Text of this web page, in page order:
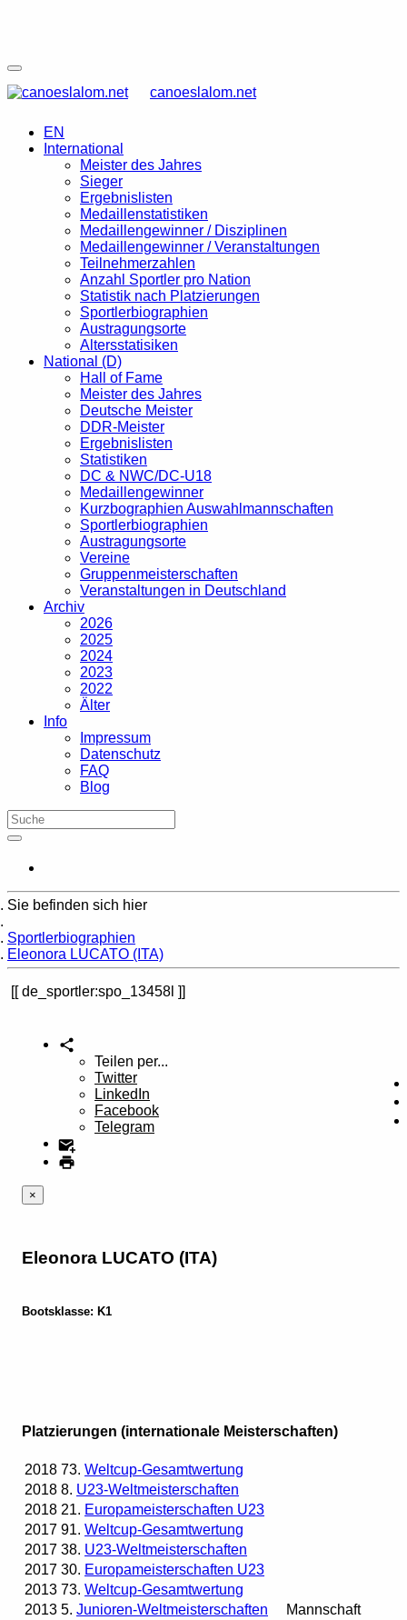
canoeslalom.net
EN
International
Meister des Jahres
Sieger
Ergebnislisten
Medaillenstatistiken
Medaillengewinner / Disziplinen
Medaillengewinner / Veranstaltungen
Teilnehmerzahlen
Anzahl Sportler pro Nation
Statistik nach Platzierungen
Sportlerbiographien
Austragungsorte
Altersstatisiken
National (D)
Hall of Fame
Meister des Jahres
Deutsche Meister
DDR-Meister
Ergebnislisten
Statistiken
DC & NWC/DC-U18
Medaillengewinner
Kurzbographien Auswahlmannschaften
Sportlerbiographien
Austragungsorte
Vereine
Gruppenmeisterschaften
Veranstaltungen in Deutschland
Archiv
2026
2025
2024
2023
2022
Älter
Info
Impressum
Datenschutz
FAQ
Blog
Sie befinden sich hier
Sportlerbiographien
Eleonora LUCATO (ITA)
de_sportler:spo_13458l
Teilen per...
Twitter
LinkedIn
Facebook
Telegram
×
Eleonora LUCATO (ITA)
Bootsklasse: K1
Platzierungen (internationale Meisterschaften)
2018 73. Weltcup-Gesamtwertung
2018 8. U23-Weltmeisterschaften
2018 21. Europameisterschaften U23
2017 91. Weltcup-Gesamtwertung
2017 38. U23-Weltmeisterschaften
2017 30. Europameisterschaften U23
2013 73. Weltcup-Gesamtwertung
2013 5. Junioren-Weltmeisterschaften
Mannschaft